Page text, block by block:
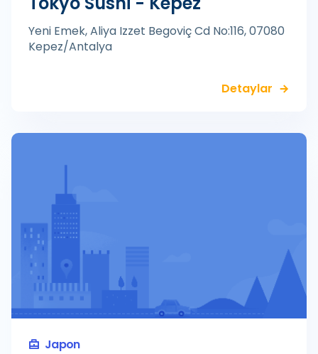
Yeni Emek, Aliya Izzet Begoviç Cd No:116, 07080
Kepez/Antalya
Detaylar
Japon